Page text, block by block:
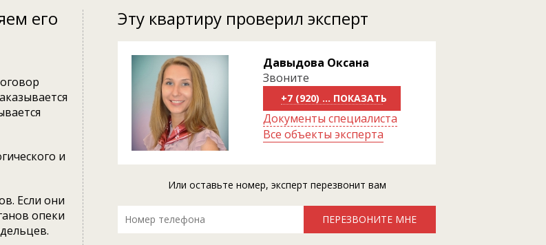
его
и
Если они
опеки
Эту квартиру проверил эксперт
Давыдова Оксана
Звоните
+7 (920) 289-39-99
Документы специалиста
Все объекты эксперта
Или оставьте номер, эксперт перезвонит вам